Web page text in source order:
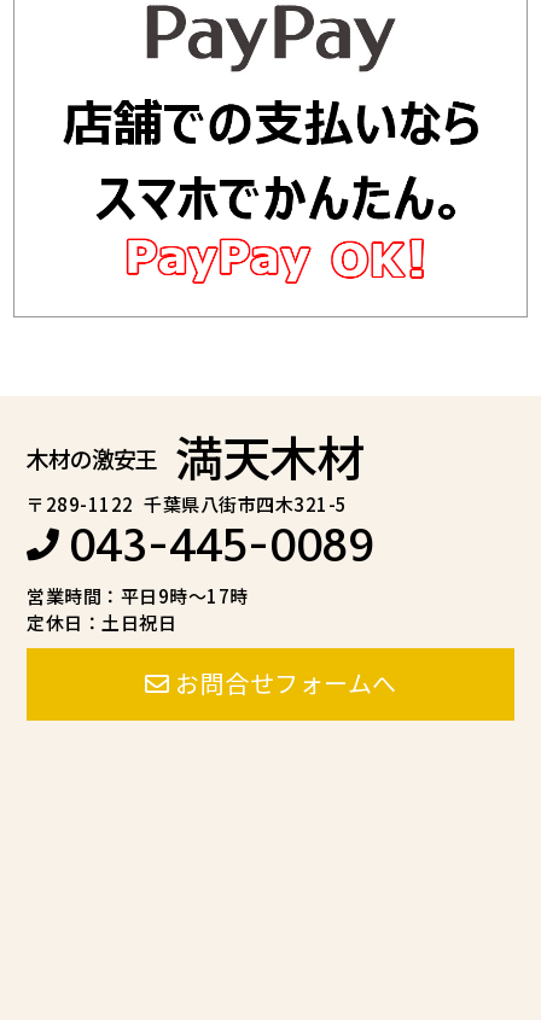
木材の激安王 満天木材
〒289-1122千葉県八街市四木321-5
043-445-0089
営業時間：平日9時～17時
定休日：土日祝日
お問合せフォームへ